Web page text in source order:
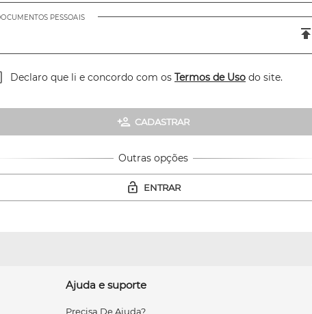
PESSOAIS
Declaro que li e concordo com os Termos de Uso do site.
CADASTRAR
Outras opções
ENTRAR
Ajuda e suporte
Precisa De Ajuda?